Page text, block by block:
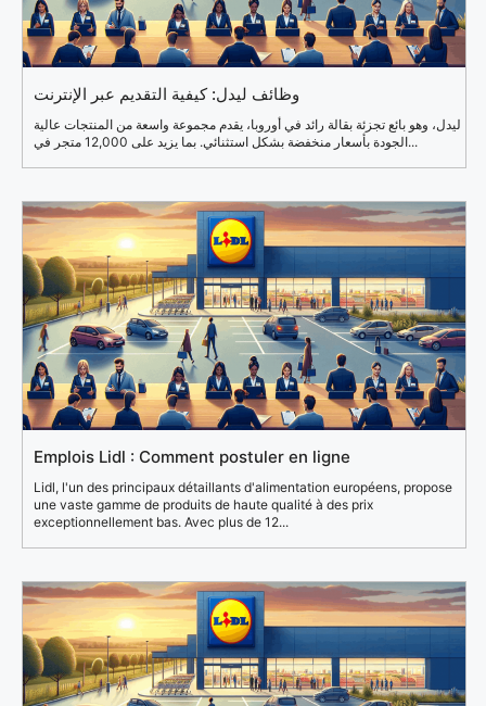
وظائف ليدل: كيفية التقديم عبر الإنترنت
ليدل، وهو بائع تجزئة بقالة رائد في أوروبا، يقدم مجموعة واسعة من المنتجات عالية
الجودة بأسعار منخفضة بشكل استثنائي. بما يزيد على 12,000 متجر في...
Emplois Lidl : Comment postuler en ligne
Lidl, l'un des principaux détaillants d'alimentation européens, propose
une vaste gamme de produits de haute qualité à des prix
exceptionnellement bas. Avec plus de 12...